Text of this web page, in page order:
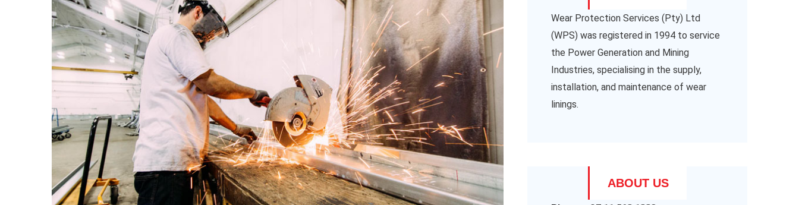
Wear Protection Services (Pty) Ltd
(WPS) was registered in 1994 to service
the Power Generation and Mining
Industries, specialising in the supply,
installation, and maintenance of wear
linings.
ABOUT US